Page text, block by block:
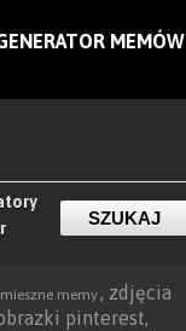
MEMÓW
memy, zdjęcia
pinterest,